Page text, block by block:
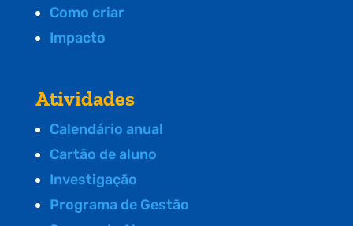
Como criar
Impacto
Atividades
Calendário anual
Cartão de aluno
Investigação
Programa de Gestão